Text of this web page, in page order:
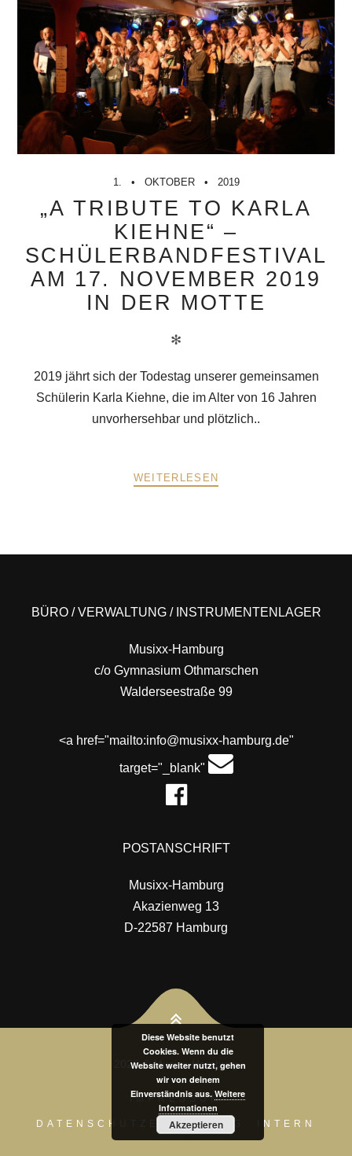
1. OKTOBER 2019
„A TRIBUTE TO KARLA
KIEHNE“ –
SCHÜLERBANDFESTIVAL
AM 17. NOVEMBER 2019
IN DER MOTTE
✻
2019 jährt sich der Todestag unserer gemeinsamen
Schülerin Karla Kiehne, die im Alter von 16 Jahren
unvorhersehbar und plötzlich..
WEITERLESEN
BÜRO / VERWALTUNG / INSTRUMENTENLAGER
Musixx-Hamburg
c/o Gymnasium Othmarschen
Walderseestraße 99
<a href="mailto:info@musixx-hamburg.de"
target="_blank"
POSTANSCHRIFT
Musixx-Hamburg
Akazienweg 13
D-22587 Hamburg
2026 © Musixx-Hamburg
IMPRESSUM
DATENSCHUTZERKLÄRUNG INTERN
Diese Website benutzt
Cookies. Wenn du die
Website weiter nutzt, gehen
wir von deinem
Einverständnis aus. Weitere
Informationen
Akzeptieren